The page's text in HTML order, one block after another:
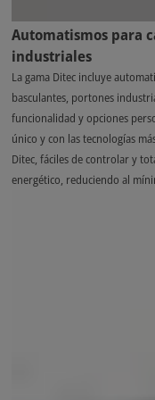
Automatismos para
industriales
La gama Ditec incluye
basculantes, portones
funcionalidad y opciones
único y con las tecnologías
Ditec, fáciles de controlar y
energético, reduciendo al